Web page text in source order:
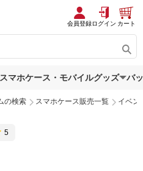
会員登録ログイン カート
スマホケース・モバイルグッズ バ
の検索 スマホケース販売一覧 イベン
5